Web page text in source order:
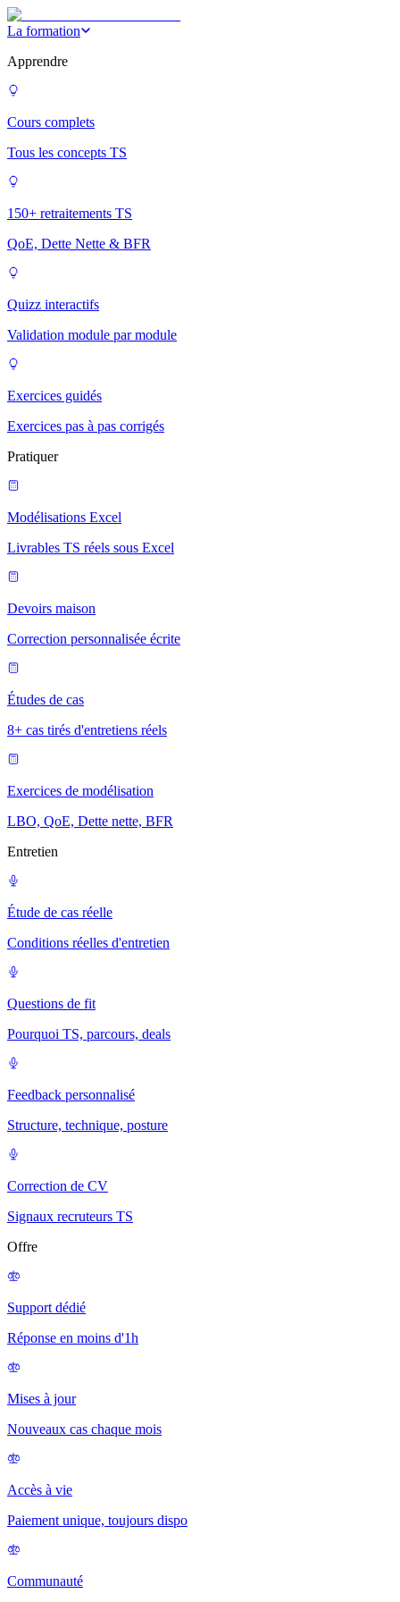
La formation
Apprendre
Cours complets
Tous les concepts TS
150+ retraitements TS
QoE, Dette Nette & BFR
Quizz interactifs
Validation module par module
Exercices guidés
Exercices pas à pas corrigés
Pratiquer
Modélisations Excel
Livrables TS réels sous Excel
Devoirs maison
Correction personnalisée écrite
Études de cas
8+ cas tirés d'entretiens réels
Exercices de modélisation
LBO, QoE, Dette nette, BFR
Entretien
Étude de cas réelle
Conditions réelles d'entretien
Questions de fit
Pourquoi TS, parcours, deals
Feedback personnalisé
Structure, technique, posture
Correction de CV
Signaux recruteurs TS
Offre
Support dédié
Réponse en moins d'1h
Mises à jour
Nouveaux cas chaque mois
Accès à vie
Paiement unique, toujours dispo
Communauté